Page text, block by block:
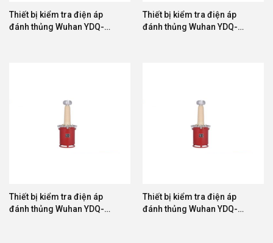
Thiết bị kiểm tra điện áp
đánh thủng Wuhan YDQ-
Thiết bị kiểm tra điện áp
đánh thủng Wuhan YDQ-
Thiết bị kiểm tra điện áp
đánh thủng Wuhan YDQ-
Thiết bị kiểm tra điện áp
đánh thủng Wuhan YDQ-